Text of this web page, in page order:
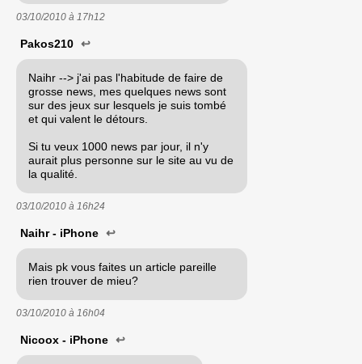
03/10/2010 à 17h12
Pakos210 ↩
Naihr --> j'ai pas l'habitude de faire de
grosse news, mes quelques news sont
sur des jeux sur lesquels je suis tombé
et qui valent le détours.
Si tu veux 1000 news par jour, il n'y
aurait plus personne sur le site au vu de
la qualité.
03/10/2010 à 16h24
Naihr - iPhone ↩
Mais pk vous faites un article pareille
rien trouver de mieu?
03/10/2010 à 16h04
Nicoox - iPhone ↩